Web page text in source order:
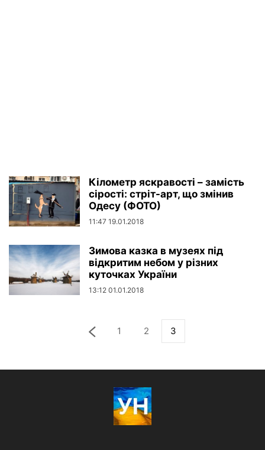
Кілометр яскравості – замість
сірості: стріт-арт, що змінив
Одесу (ФОТО)
11:47 19.01.2018
Зимова казка в музеях під
відкритим небом у різних
куточках України
13:12 01.01.2018
1 2 3